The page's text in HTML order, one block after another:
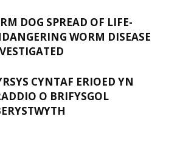
DOG SPREAD OF LIFE-
WORM DISEASE
CYNTAF ERIOED YN
O BRIFYSGOL